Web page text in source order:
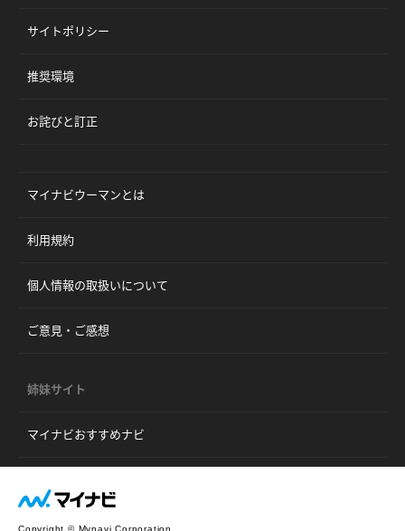
サイトポリシー
推奨環境
お詫びと訂正
マイナビウーマンとは
利用規約
個人情報の取扱いについて
ご意見・ご感想
姉妹サイト
マイナビおすすめナビ
Copyright © Mynavi Corporation